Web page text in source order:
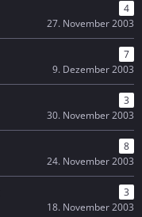
4
27. November 2003
7
9. Dezember 2003
3
30. November 2003
8
24. November 2003
3
18. November 2003